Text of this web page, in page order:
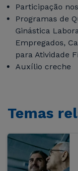
Participação
Programas de
Ginástica
Empregados,
para Atividade
Auxílio creche
Temas